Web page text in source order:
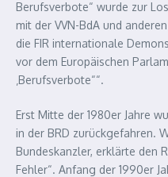
Berufsverbote“ wurde zur
mit der VVN-BdA und
die FIR internationale
vor dem Europäischen
‚Berufsverbote““.
Erst Mitte der 1980er Jahre
in der BRD zurückgefahren.
Bundeskanzler, erklärte den
Fehler“. Anfang der 1990er